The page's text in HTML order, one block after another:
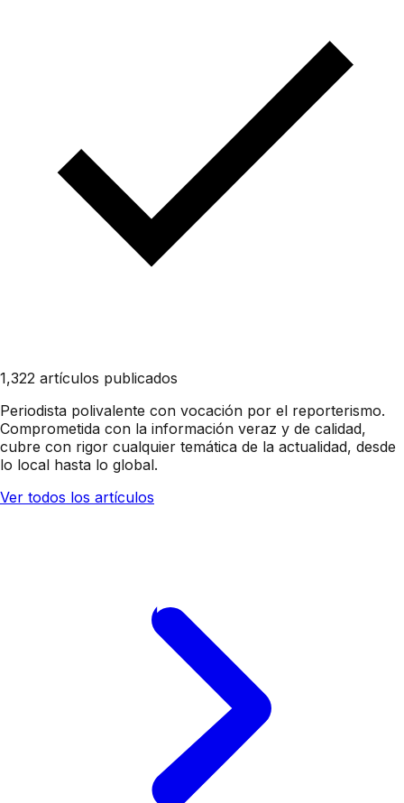
1,322 artículos publicados
Periodista polivalente con vocación por el reporterismo.
Comprometida con la información veraz y de calidad,
cubre con rigor cualquier temática de la actualidad, desde
lo local hasta lo global.
Ver todos los artículos